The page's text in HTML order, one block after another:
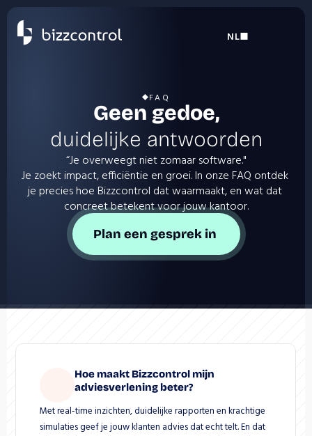
NLSelect Language
FAQ
Geen gedoe,
duidelijke antwoorden
“Je overweegt niet zomaar software."
Je zoekt impact, efficiëntie en groei. In onze FAQ ontdek
je precies hoe Bizzcontrol dat waarmaakt, en wat dat
concreet betekent voor jouw kantoor.
Plan een gesprek in
Hoe maakt Bizzcontrol mijn
adviesverlening beter?
Met real-time inzichten, duidelijke rapporten en krachtige
simulaties geef je jouw klanten advies dat echt telt. En dat